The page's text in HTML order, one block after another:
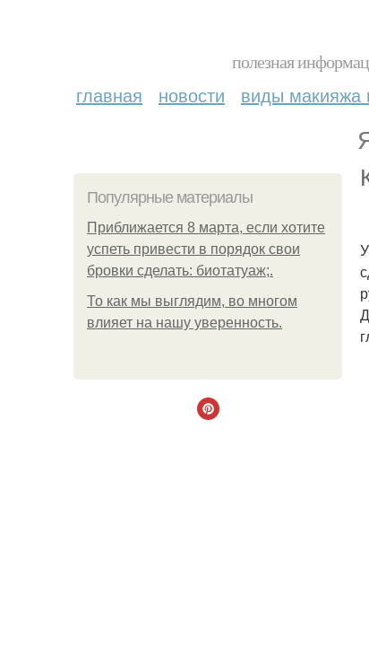
полезная
главная новости виды макияжа
Популярные материалы
Приближается 8 марта, если хотите
успеть привести в порядок свои
бровки сделать: биотатуаж;.
То как мы выглядим, во многом
влияет на нашу уверенность.